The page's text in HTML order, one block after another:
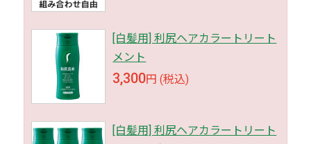
[白髪用] 利尻ヘアカラートリート
メント
3,300円 (税込)
[白髪用] 利尻ヘアカラートリート